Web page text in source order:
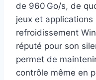
de 960 Go/s, de
jeux et
refroidissement
réputé pour son
permet de
contrôle même en